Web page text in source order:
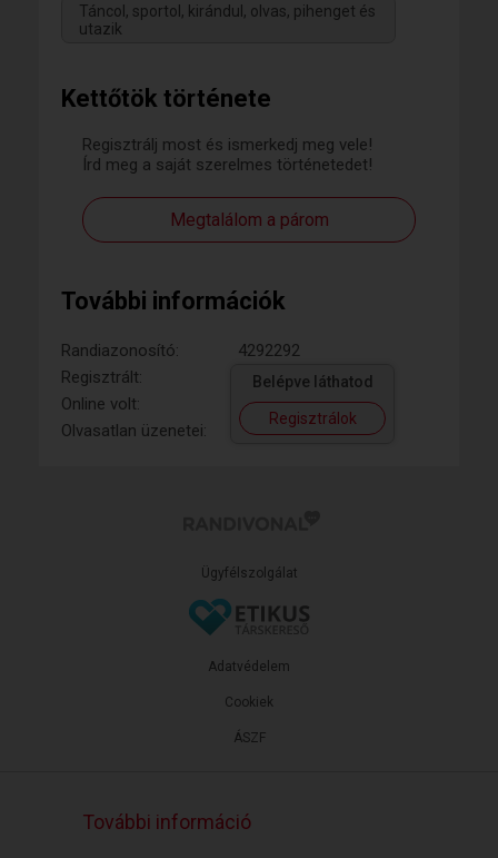
Kettőtök története
Regisztrálj most és ismerkedj meg vele!
Írd meg a saját szerelmes történetedet!
Megtalálom a párom
További információk
Randiazonosító:
4292292
Regisztrált:
Online volt:
Olvasatlan üzenetei:
Belépve láthatod
Regisztrálok
Táncol, sportol, kirándul, olvas, pihenget és
utazik
Ügyfélszolgálat
ÁSZF
Adatvédelem
Cookiek
További információ